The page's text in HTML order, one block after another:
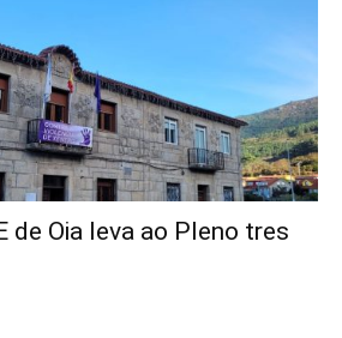
de Oia leva ao Pleno tres